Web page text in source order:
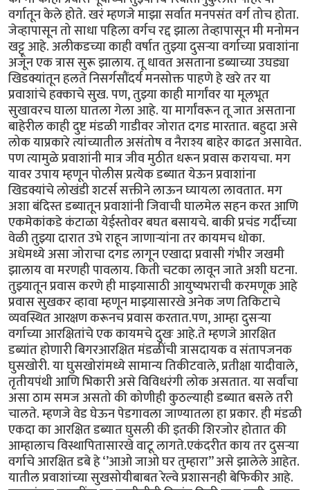
वर्गातून केले होते. खरं म्हणजे माझा सर्वात मनपसंत वर्ग तोच होता.
जेव्हापासून तो साधा पहिला वर्गच रद्द झाला तेव्हापासून मी मनोमन
खट्टू आहे. अलीकडच्या काही वर्षात तुझ्या दुसऱ्या वर्गाच्या प्रवाशांना
अजून एक त्रास सुरू झालाय. तू धावत असताना डब्याच्या उघड्या
खिडक्यांतून हलते निसर्गसौंदर्य मनसोक्त पाहणे हे खरे तर या
प्रवाशांचे हक्काचे सुख. पण, तुझ्या काही मार्गांवर या मूलभूत
सुखावरच घाला घातला गेला आहे. या मार्गांवरून तू जात असताना
बाहेरील काही दुष्ट मंडळी गाडीवर जोरात दगड मारतात. बहुदा असे
लोक याप्रकारे त्यांच्यातील असंतोष व नैराश्य बाहेर काढत असावेत.
पण त्यामुळे प्रवाशांनी मात्र जीव मुठीत धरून प्रवास करायचा. मग
यावर उपाय म्हणून पोलीस प्रत्येक डब्यात येऊन प्रवाशांना
खिडक्यांचे लोखंडी शटर्स सक्तीने लाऊन घ्यायला लावतात. मग
अशा बंदिस्त डब्यातून प्रवाशांनी जिवाची घालमेल सहन करत आणि
एकमेकांकडे कंटाळा येईस्तोवर बघत बसायचे. बाकी प्रचंड गर्दीच्या
वेळी तुझ्या दारात उभे राहून जाणाऱ्यांना तर कायमच धोका.
अधेमध्ये असा जोराचा दगड लागून एखादा प्रवासी गंभीर जखमी
झालाय वा मरणही पावलाय. किती चटका लावून जाते अशी घटना.
तुझ्यातून प्रवास करणे ही माझ्यासाठी आयुष्यभराची करमणूक आहे
प्रवास सुखकर व्हावा म्हणून माझ्यासारखे अनेक जण तिकिटाचे
व्यवस्थित आरक्षण करूनच प्रवास करतात.पण, आम्हा दुसऱ्या
वर्गाच्या आरक्षितांचे एक कायमचे दुखः आहे.ते म्हणजे आरक्षित
डब्यांत होणारी बिगरआरक्षित मंडळींची त्रासदायक व संतापजनक
घुसखोरी. या घुसखोरांमध्ये सामान्य तिकीटवाले, प्रतीक्षा यादीवाले,
तृतीयपंथी आणि भिकारी असे विविधरंगी लोक असतात. या सर्वांचा
असा ठाम समज असतो की कोणीही कुठल्याही डब्यात बसले तरी
चालते. म्हणजे वेड घेऊन पेडगावला जाण्यातला हा प्रकार. ही मंडळी
एकदा का आरक्षित डब्यात घुसली की इतकी शिरजोर होतात की
आम्हालाच विस्थापितासारखे वाटू लागते.एकंदरीत काय तर दुसऱ्या
वर्गाचे आरक्षित डबे हे ‘’आओ जाओ घर तुम्हारा’’ असे झालेले आहेत.
यातील प्रवाशांच्या सुखसोयीबाबत रेल्वे प्रशासनही बेफिकीर आहे.